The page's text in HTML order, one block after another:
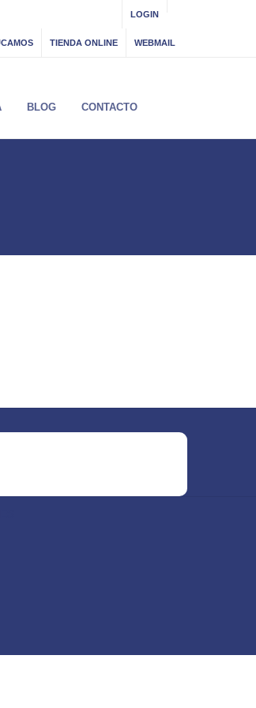
LOGIN
TIENDA ONLINE WEBMAIL
BLOG CONTACTO